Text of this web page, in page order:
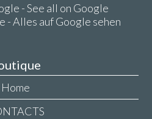
- See all on Google
- Alles auf Google sehen
Home